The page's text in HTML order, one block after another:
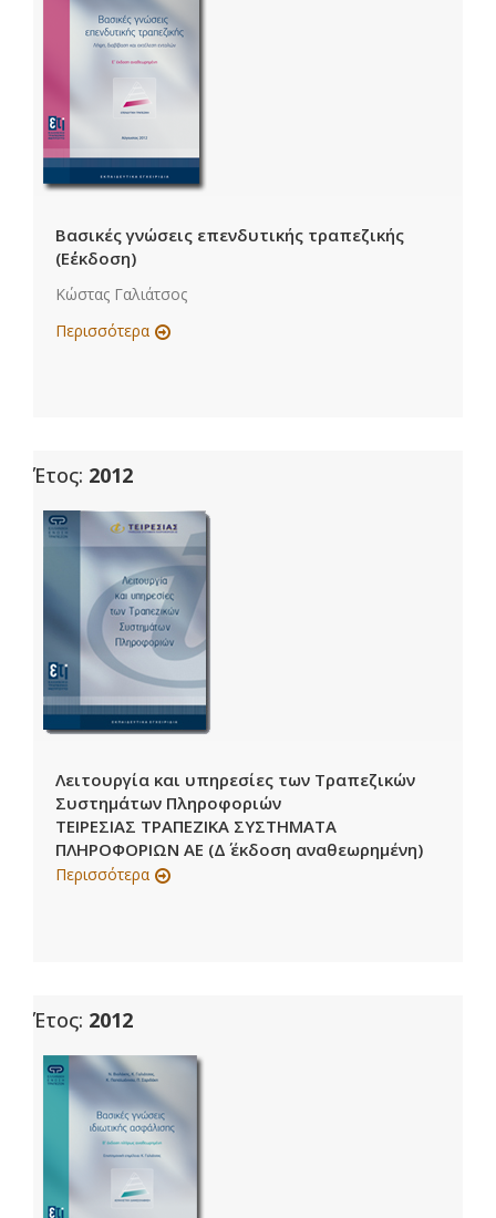
Βασικές γνώσεις επενδυτικής τραπεζικής
(E΄έκδοση)
Κώστας Γαλιάτσος
Περισσότερα
Έτος: 2012
Λειτουργία και υπηρεσίες των Τραπεζικών
Συστημάτων Πληροφοριών
ΤΕΙΡΕΣΙΑΣ ΤΡΑΠΕΖΙΚΑ ΣΥΣΤΗΜΑΤΑ
ΠΛΗΡΟΦΟΡΙΩΝ ΑΕ (Δ΄ έκδοση αναθεωρημένη)
Περισσότερα
Έτος: 2012